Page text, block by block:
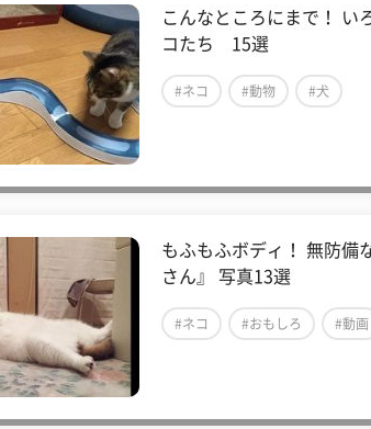
こんなところにまで！ い
コたち 15選
#ネコ #動物 #犬
もふもふボディ！ 無防備
さん』 写真13選
#ネコ #おもしろ #動画